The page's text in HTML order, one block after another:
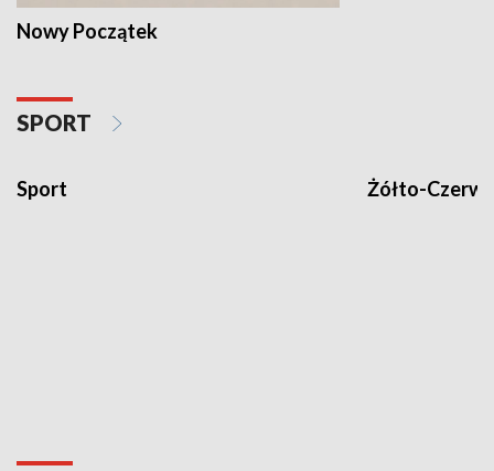
Nowy Początek
SPORT
Sport Żółto-